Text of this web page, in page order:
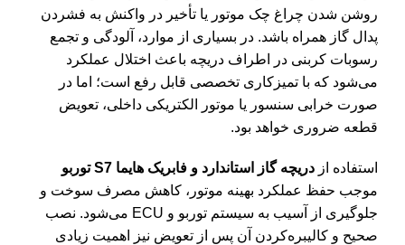
روشن شدن چراغ چک موتور یا تأخیر در واکنش به فشردن
پدال گاز همراه باشد. در بسیاری از موارد، آلودگی و تجمع
رسوبات کربنی در اطراف دریچه باعث اختلال عملکرد
می‌شود که با تمیزکاری تخصصی قابل رفع است؛ اما در
صورت خرابی سنسور یا موتور الکتریکی داخلی، تعویض
قطعه ضروری خواهد بود.
استفاده از دریچه گاز استاندارد و فابریک هایما S7 توربو
موجب حفظ عملکرد بهینه موتور، کاهش مصرف سوخت و
جلوگیری از آسیب به سیستم توربو و ECU می‌شود. نصب
صحیح و کالیبره‌کردن آن پس از تعویض نیز اهمیت زیادی